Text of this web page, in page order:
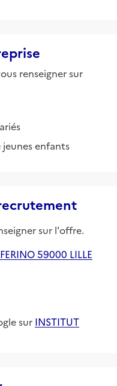
renseigner sur
enfants
sur l'offre.
59000 LILLE
sur INSTITUT